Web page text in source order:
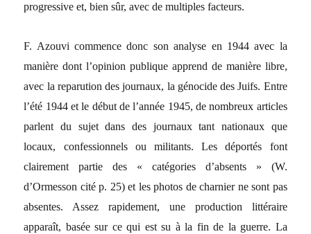
progressive et, bien sûr, avec de multiples facteurs.
F. Azouvi commence donc son analyse en 1944 avec la
manière dont l’opinion publique apprend de manière libre,
avec la reparution des journaux, la génocide des Juifs. Entre
l’été 1944 et le début de l’année 1945, de nombreux articles
parlent du sujet dans des journaux tant nationaux que
locaux, confessionnels ou militants. Les déportés font
clairement partie des « catégories d’absents » (W.
d’Ormesson cité p. 25) et les photos de charnier ne sont pas
absentes. Assez rapidement, une production littéraire
apparaît, basée sur ce qui est su à la fin de la guerre. La